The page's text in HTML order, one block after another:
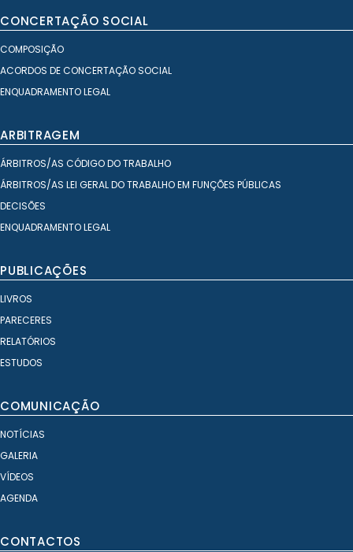
CONCERTAÇÃO SOCIAL
COMPOSIÇÃO
ACORDOS DE CONCERTAÇÃO SOCIAL
ENQUADRAMENTO LEGAL
ARBITRAGEM
ÁRBITROS/AS CÓDIGO DO TRABALHO
ÁRBITROS/AS LEI GERAL DO TRABALHO EM FUNÇÕES PÚBLICAS
DECISÕES
ENQUADRAMENTO LEGAL
PUBLICAÇÕES
LIVROS
PARECERES
RELATÓRIOS
ESTUDOS
COMUNICAÇÃO
NOTÍCIAS
GALERIA
VÍDEOS
AGENDA
CONTACTOS